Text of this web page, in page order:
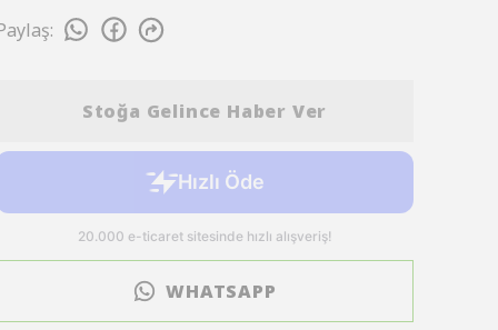
:
Stoğa Gelince Haber Ver
WHATSAPP